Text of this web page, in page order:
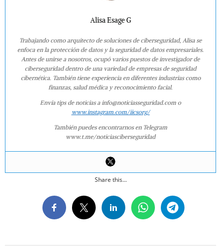
Alisa Esage G
Trabajando como arquitecto de soluciones de ciberseguridad, Alisa se
enfoca en la protección de datos y la seguridad de datos empresariales.
Antes de unirse a nosotros, ocupó varios puestos de investigador de
ciberseguridad dentro de una variedad de empresas de seguridad
cibernética. También tiene experiencia en diferentes industrias como
finanzas, salud médica y reconocimiento facial.
Envía tips de noticias a info@noticiasseguridad.com o
www.instagram.com/iicsorg/
También puedes encontrarnos en Telegram
www.t.me/noticiasciberseguridad
Share this...